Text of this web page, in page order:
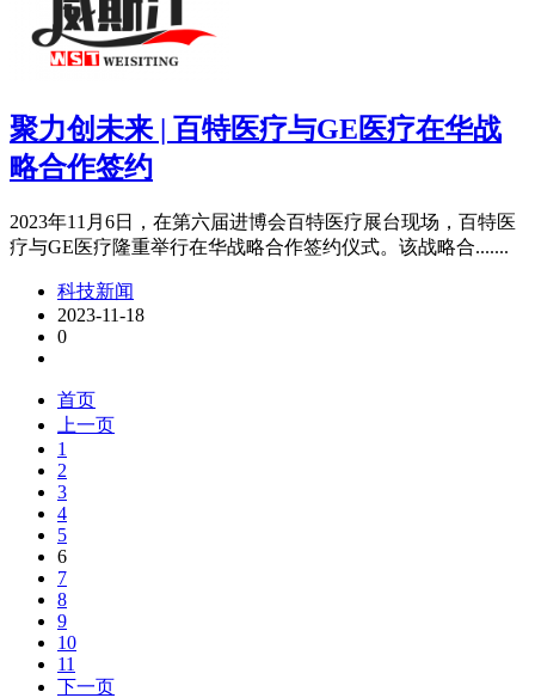
聚力创未来 | 百特医疗与GE医疗在华战
略合作签约
2023年11月6日，在第六届进博会百特医疗展台现场，百特医
疗与GE医疗隆重举行在华战略合作签约仪式。该战略合.......
科技新闻
2023-11-18
0
首页
上一页
1
2
3
4
5
6
7
8
9
10
11
下一页